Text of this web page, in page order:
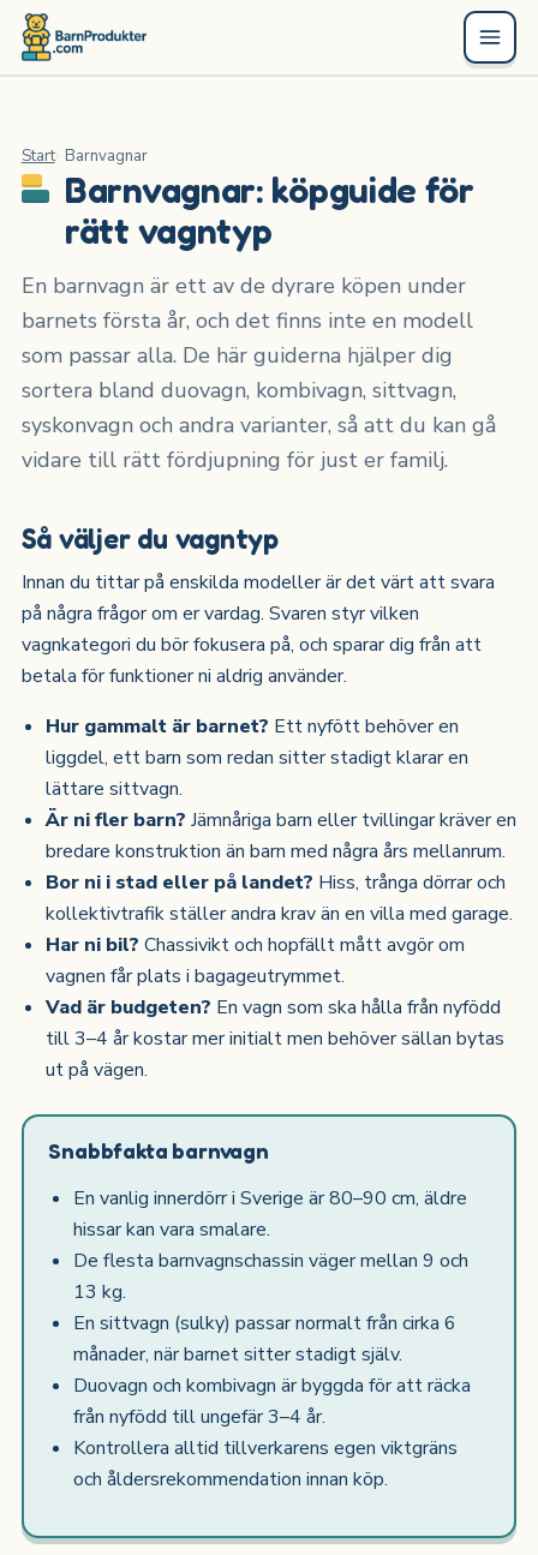
Start Barnvagnar
Barnvagnar: köpguide för
rätt vagntyp
En barnvagn är ett av de dyrare köpen under
barnets första år, och det finns inte en modell
som passar alla. De här guiderna hjälper dig
sortera bland duovagn, kombivagn, sittvagn,
syskonvagn och andra varianter, så att du kan gå
vidare till rätt fördjupning för just er familj.
Så väljer du vagntyp
Innan du tittar på enskilda modeller är det värt att svara
på några frågor om er vardag. Svaren styr vilken
vagnkategori du bör fokusera på, och sparar dig från att
betala för funktioner ni aldrig använder.
Hur gammalt är barnet? Ett nyfött behöver en
liggdel, ett barn som redan sitter stadigt klarar en
lättare sittvagn.
Är ni fler barn? Jämnåriga barn eller tvillingar kräver en
bredare konstruktion än barn med några års mellanrum.
Bor ni i stad eller på landet? Hiss, trånga dörrar och
kollektivtrafik ställer andra krav än en villa med garage.
Har ni bil? Chassivikt och hopfällt mått avgör om
vagnen får plats i bagageutrymmet.
Vad är budgeten? En vagn som ska hålla från nyfödd
till 3–4 år kostar mer initialt men behöver sällan bytas
ut på vägen.
Snabbfakta barnvagn
En vanlig innerdörr i Sverige är 80–90 cm, äldre
hissar kan vara smalare.
De flesta barnvagnschassin väger mellan 9 och
13 kg.
En sittvagn (sulky) passar normalt från cirka 6
månader, när barnet sitter stadigt själv.
Duovagn och kombivagn är byggda för att räcka
från nyfödd till ungefär 3–4 år.
Kontrollera alltid tillverkarens egen viktgräns
och åldersrekommendation innan köp.